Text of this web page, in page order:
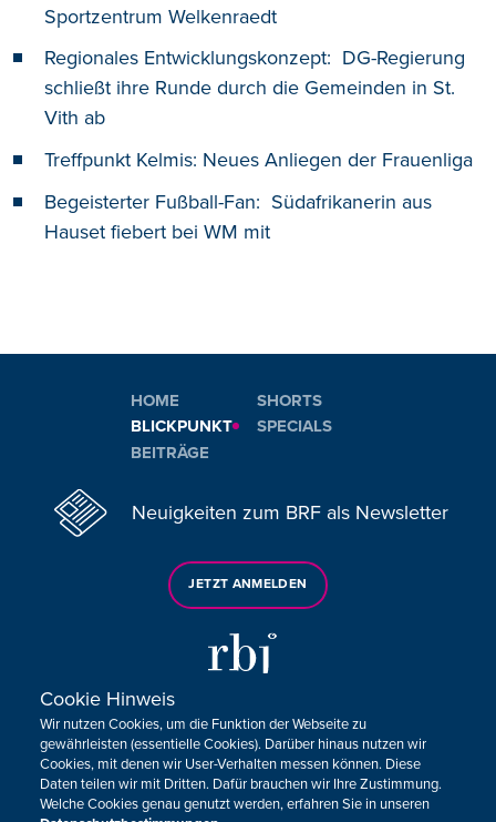
Sportzentrum Welkenraedt
Regionales Entwicklungskonzept: DG-Regierung
schließt ihre Runde durch die Gemeinden in St.
Vith ab
Treffpunkt Kelmis: Neues Anliegen der Frauenliga
Begeisterter Fußball-Fan: Südafrikanerin aus
Hauset fiebert bei WM mit
HOME
BLICKPUNKT
BEITRÄGE
SHORTS
SPECIALS
Neuigkeiten zum BRF als Newsletter
JETZT ANMELDEN
Sie haben noch Fragen oder Anmerkungen?
KONTAKTIEREN SIE UNS!
Cookie Hinweis
Wir nutzen Cookies, um die Funktion der Webseite zu
gewährleisten (essentielle Cookies). Darüber hinaus nutzen wir
Cookies, mit denen wir User-Verhalten messen können. Diese
Daten teilen wir mit Dritten. Dafür brauchen wir Ihre Zustimmung.
Welche Cookies genau genutzt werden, erfahren Sie in unseren